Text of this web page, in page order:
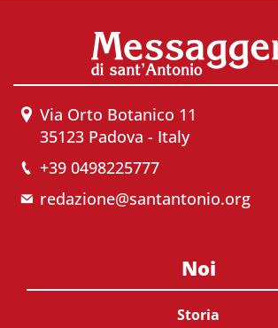
Via Orto Botanico 11
35123 Padova - Italy
+39 0498225777
redazione@santantonio.org
Noi
Storia